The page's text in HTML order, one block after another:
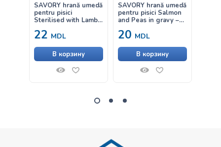
SAVORY hrană umedă
pentru pisici
Sterilised with Lamb
miel și merișor în sos
22 MDL
В корзину
SAVORY hrană umedă
pentru pisici Salmon
and Peas in gravy –
sos 85g
20 MDL
В корзину